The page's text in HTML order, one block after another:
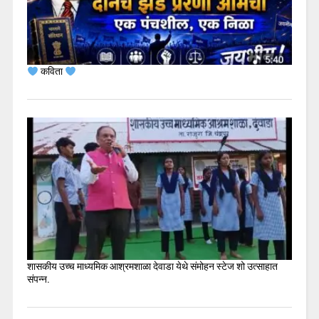
कविता
शासकीय उच्च माध्यमिक आश्रमशाळा देवाडा येथे संमोहन स्टेज शो उत्साहात
संपन्न.